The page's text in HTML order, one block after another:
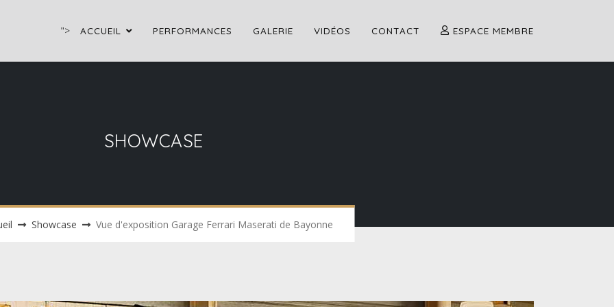
"> ACCUEIL PERFORMANCES GALERIE VIDÉOS CONTACT ESPACE MEMBRE
SHOWCASE
Showcase Vue d'exposition Garage Ferrari Maserati de Bayonne